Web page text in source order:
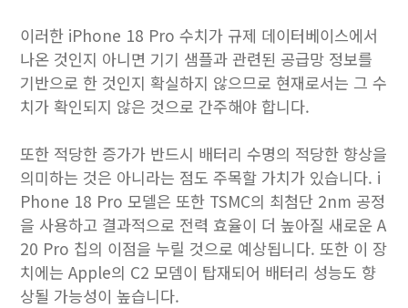
이러한 iPhone 18 Pro 수치가 규제 데이터베이스에서
나온 것인지 아니면 기기 샘플과 관련된 공급망 정보를
기반으로 한 것인지 확실하지 않으므로 현재로서는 그 수
치가 확인되지 않은 것으로 간주해야 합니다.
또한 적당한 증가가 반드시 배터리 수명의 적당한 향상을
의미하는 것은 아니라는 점도 주목할 가치가 있습니다. i
Phone 18 Pro 모델은 또한 TSMC의 최첨단 2nm 공정
을 사용하고 결과적으로 전력 효율이 더 높아질 새로운 A
20 Pro 칩의 이점을 누릴 것으로 예상됩니다. 또한 이 장
치에는 Apple의 C2 모뎀이 탑재되어 배터리 성능도 향
상될 가능성이 높습니다.